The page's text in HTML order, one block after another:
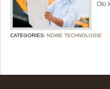
Oto
CATEGORIES: NOWE TECHNOLOGIE